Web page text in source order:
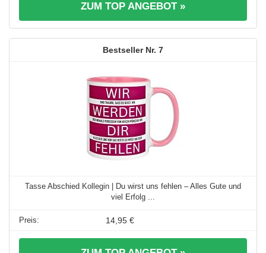
ZUM TOP ANGEBOT »
7
Tasse Abschied Kollegin | Du wirst uns fehlen – Alles Gute und
viel Erfolg ...
14,95 €